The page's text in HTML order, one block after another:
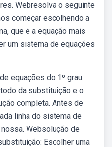
Webresolva o seguinte
começar escolhendo a
que é a equação mais
um sistema de equações
equações do 1º grau
da substituição e o
completa. Antes de
linha do sistema de
Websolução de
Escolher uma